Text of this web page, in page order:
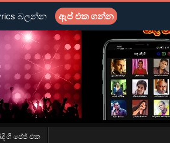
ගී පේජ් එක
බලන්න ඇප් එක ගන්න